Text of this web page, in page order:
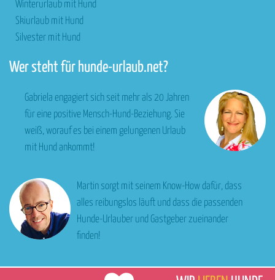
Winterurlaub mit Hund
Skiurlaub mit Hund
Silvester mit Hund
Wer steht für hunde-urlaub.net?
Gabriela engagiert sich seit mehr als 20 Jahren
für eine positive Mensch-Hund-Beziehung. Sie
weiß, worauf es bei einem gelungenen Urlaub
mit Hund ankommt!
Martin sorgt mit seinem Know-How dafür, dass
alles reibungslos läuft und dass die passenden
Hunde-Urlauber und Gastgeber zueinander
finden!